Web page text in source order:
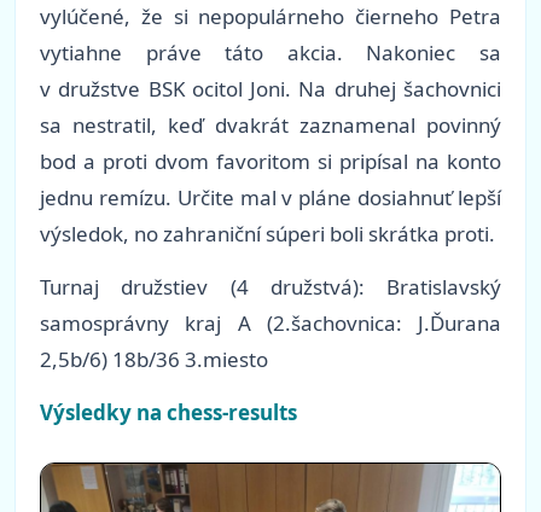
vylúčené, že si nepopulárneho čierneho Petra
vytiahne práve táto akcia. Nakoniec sa
v družstve BSK ocitol Joni. Na druhej šachovnici
sa nestratil, keď dvakrát zaznamenal povinný
bod a proti dvom favoritom si pripísal na konto
jednu remízu. Určite mal v pláne dosiahnuť lepší
výsledok, no zahraniční súperi boli skrátka proti.
Turnaj družstiev (4 družstvá): Bratislavský
samosprávny kraj A (2.šachovnica: J.Ďurana
2,5b/6) 18b/36 3.miesto
Výsledky na chess-results